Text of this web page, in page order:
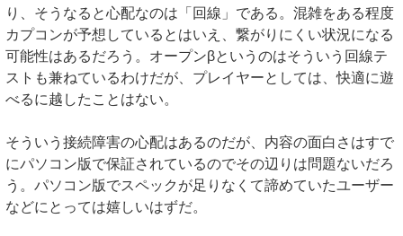
り、そうなると心配なのは「回線」である。混雑をある程度
カプコンが予想しているとはいえ、繋がりにくい状況になる
可能性はあるだろう。オープンβというのはそういう回線テ
ストも兼ねているわけだが、プレイヤーとしては、快適に遊
べるに越したことはない。
そういう接続障害の心配はあるのだが、内容の面白さはすで
にパソコン版で保証されているのでその辺りは問題ないだろ
う。パソコン版でスペックが足りなくて諦めていたユーザー
などにとっては嬉しいはずだ。